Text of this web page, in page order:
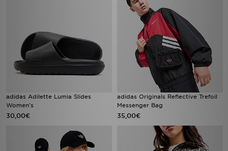
adidas Adilette Lumia Slides
Women's
30,00€
adidas Originals Reflective Trefoil
Messenger Bag
35,00€